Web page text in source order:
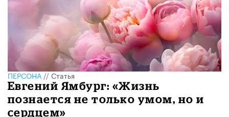
ПЕРСОНА//Статья
Евгений Ямбург: «Жизнь
познается не только умом, но и
сердцем»